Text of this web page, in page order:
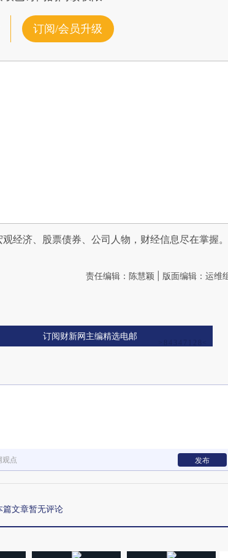
订阅/会员升级
观经济、股票债券、公司人物，财经信息尽在掌握。
责任编辑：陈慧颖 | 版面编辑：运维
订阅财新网主编精选电邮
观点 发布
篇文章暂无评论